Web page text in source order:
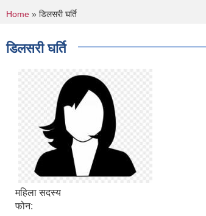
You are here
Home » डिलसरी घर्ति
डिलसरी घर्ति
महिला सदस्य
फोन: